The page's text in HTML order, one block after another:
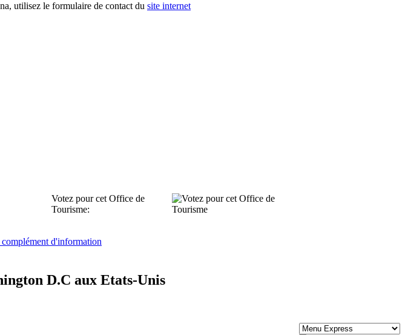
utilisez le formulaire de contact du site internet
Votez pour cet Office de
Tourisme:
d'information
D.C aux Etats-Unis